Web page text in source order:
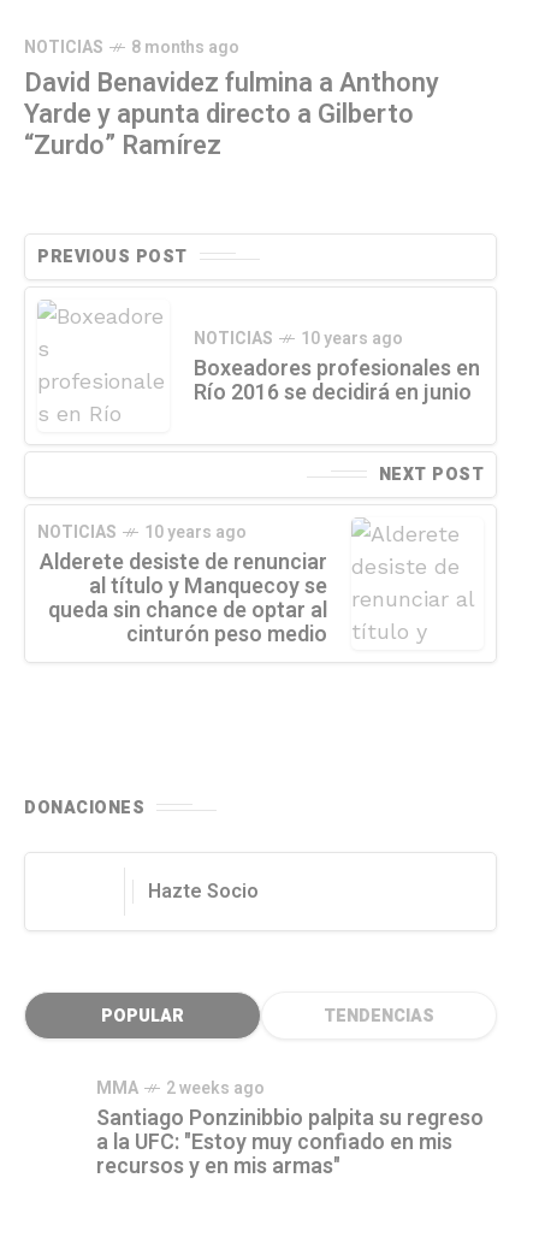
NOTICIAS 8 months ago
David Benavidez fulmina a Anthony
Yarde y apunta directo a Gilberto
“Zurdo” Ramírez
PREVIOUS POST
NOTICIAS 10 years ago
Boxeadores profesionales en
Río 2016 se decidirá en junio
NEXT POST
NOTICIAS 10 years ago
Alderete desiste de renunciar
al título y Manquecoy se
queda sin chance de optar al
cinturón peso medio
DONACIONES
Hazte Socio
POPULAR TENDENCIAS
MMA 2 weeks ago
Santiago Ponzinibbio palpita su regreso
a la UFC: "Estoy muy confiado en mis
recursos y en mis armas"